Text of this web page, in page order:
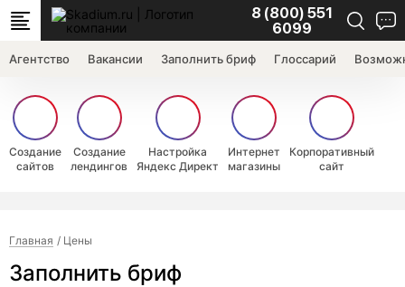
8 (800) 551
6099
Агентство Вакансии Заполнить бриф Глоссарий
Создание
сайтов
Создание
лендингов
Настройка
Яндекс Директ
Интернет
магазины
Корпоративный
сайт
Главная Цены
Заполнить бриф